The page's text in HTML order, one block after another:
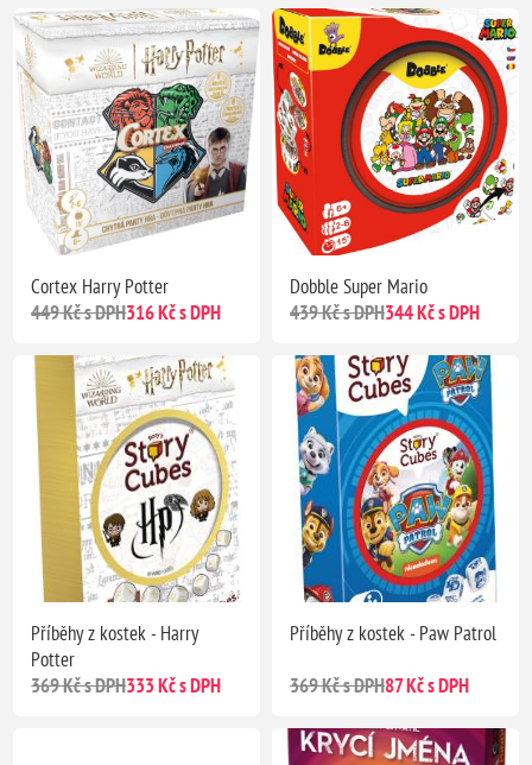
Cortex Harry Potter
449 Kč s DPH316 Kč s DPH
Dobble Super Mario
439 Kč s DPH344 Kč s DPH
Příběhy z kostek - Harry
Potter
369 Kč s DPH333 Kč s DPH
Příběhy z kostek - Paw Patrol
369 Kč s DPH87 Kč s DPH